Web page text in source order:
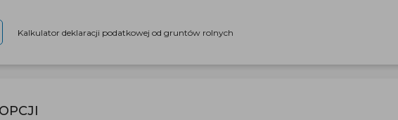
Kalkulator deklaracji podatkowej od gruntów rolnych